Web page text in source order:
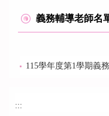
義務輔導老師名
115學年度第1學期義
:::